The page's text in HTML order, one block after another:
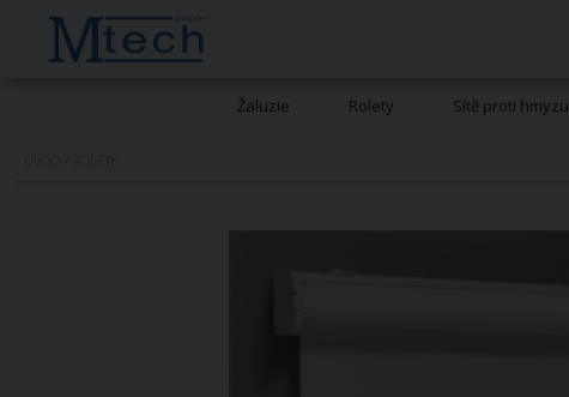
Žaluzie Rolety Sítě proti hmyzu